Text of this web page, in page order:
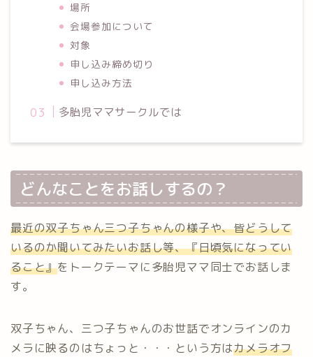
場所
会場参加について
対象
申し込み締め切り
申し込み方法
多胎児ママサークルでは
どんなことをお話しするの？
最近の双子ちゃん三つ子ちゃんの様子や、皆どうして
いるのか聞いてみたいお話し等、『日頃気になってい
ること』をトークテーマに多胎児ママ同士でお話しま
す。
双子ちゃん、三つ子ちゃんのお世話でオンラインのカ
メラに映るのはちょっと・・・という方はカメラオフ